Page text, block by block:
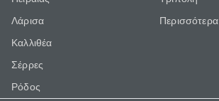
Λάρισα
Καλλιθέα
Σέρρες
Ρόδος
Περισσότερα